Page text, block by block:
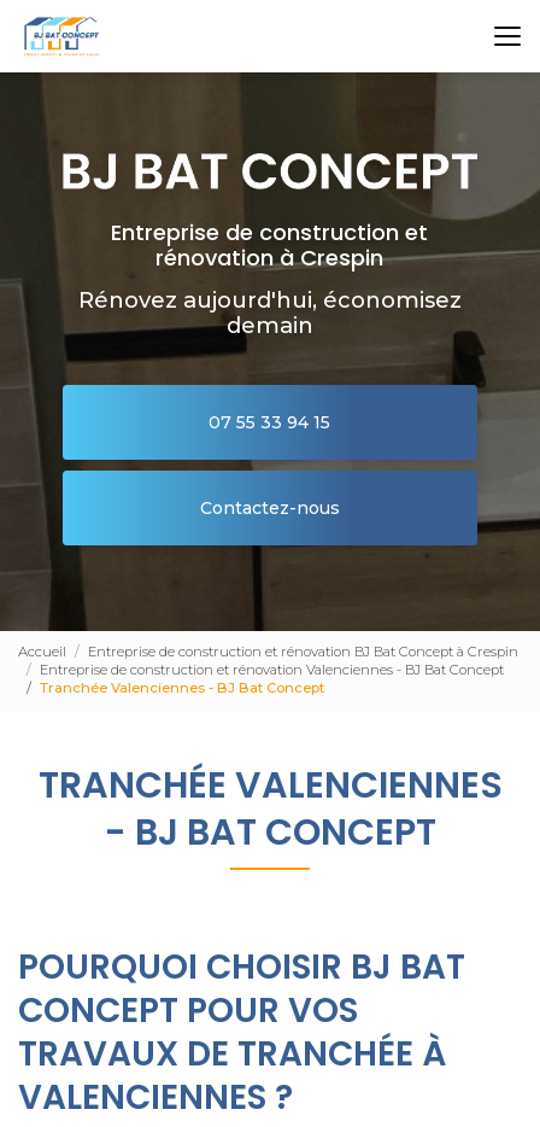
contenu
principal
Entreprise de construction et
rénovation à Crespin
Rénovez aujourd'hui, économisez
demain
07 55 33 94 15
Contactez-nous
Accueil
Entreprise de construction et rénovation BJ Bat Concept à Crespin
Entreprise de construction et rénovation Valenciennes - BJ Bat Concept
Tranchée Valenciennes - BJ Bat Concept
TRANCHÉE VALENCIENNES
- BJ BAT CONCEPT
POURQUOI CHOISIR BJ BAT
CONCEPT POUR VOS
TRAVAUX DE TRANCHÉE À
VALENCIENNES ?